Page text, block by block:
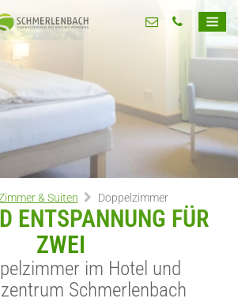
& Suiten Doppelzimmer
ENTSPANNUNG FÜR
ZWEI
im Hotel und
Schmerlenbach